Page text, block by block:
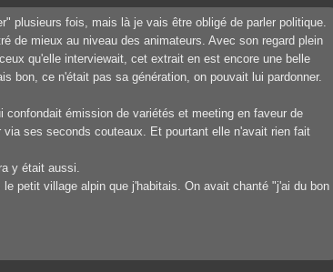
plusieurs fois, mais là je vais être obligé de parler politique.
de mieux au niveau des animateurs. Avec son regard plein
qu'elle interviewait, cet extrait en est encore une belle
bon, ce n'était pas sa génération, on pouvait lui pardonner.
émission de variétés et meeting en faveur de
ses seconds couteaux. Et pourtant elle n'avait rien fait
y était aussi.
petit village alpin que j'habitais. On avait chanté "j'ai du bon